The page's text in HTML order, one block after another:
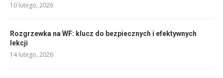
10 lutego, 2026
Rozgrzewka na WF: klucz do bezpiecznych i efektywnych
lekcji
14 lutego, 2026